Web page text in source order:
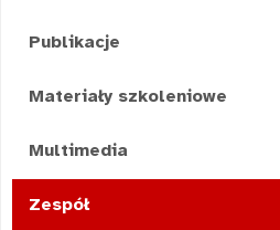
Publikacje
Materiały szkoleniowe
Multimedia
Zespół